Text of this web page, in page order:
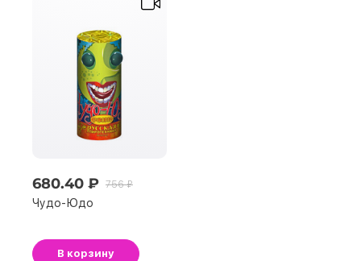
680.40 ₽ 756 ₽
Чудo-Юдo
В корзину